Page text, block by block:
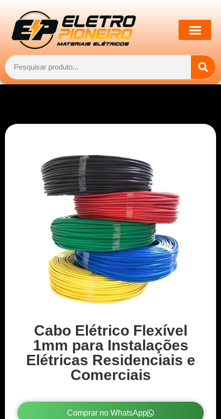
Cabo Elétrico Flexível
1mm para Instalações
Elétricas Residenciais e
Comerciais
Comprar no WhatsApp